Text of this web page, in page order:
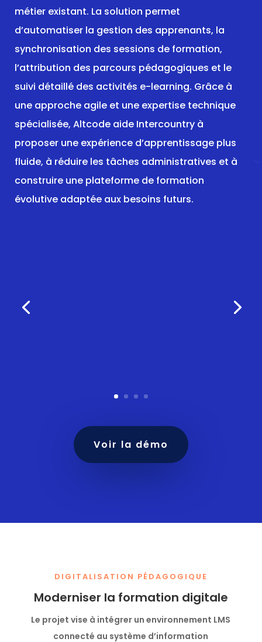
métier existant. La solution permet
d’automatiser la gestion des apprenants, la
synchronisation des sessions de formation,
l’attribution des parcours pédagogiques et le
suivi détaillé des activités e-learning. Grâce à
une approche agile et une expertise technique
spécialisée, Altcode aide Intercountry à
proposer une expérience d’apprentissage plus
fluide, à réduire les tâches administratives et à
construire une plateforme de formation
évolutive adaptée aux besoins futurs.
Voir la démo
DIGITALISATION PÉDAGOGIQUE
Moderniser la formation digitale
Le projet vise à intégrer un environnement LMS
connecté au système d’information